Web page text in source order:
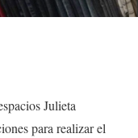
Julieta
para realizar el